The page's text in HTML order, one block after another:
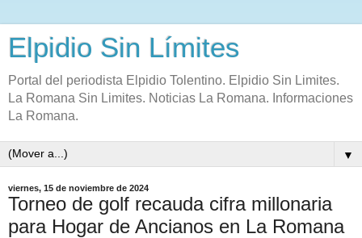
Elpidio Sin Límites
Portal del periodista Elpidio Tolentino. Elpidio Sin Limites.
La Romana Sin Limites. Noticias La Romana. Informaciones
La Romana.
▼
viernes, 15 de noviembre de 2024
Torneo de golf recauda cifra millonaria
para Hogar de Ancianos en La Romana